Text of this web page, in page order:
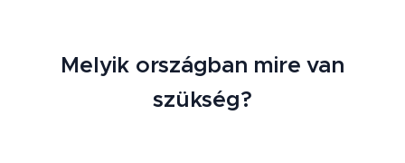
Melyik országban mire van
szükség?